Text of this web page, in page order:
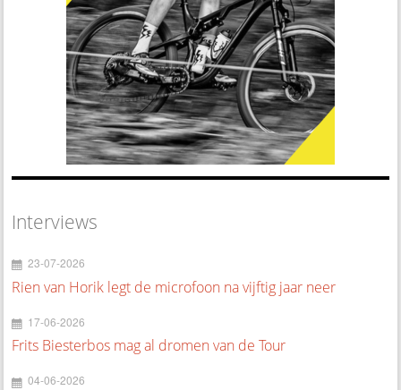
Interviews
23-07-2026
Rien van Horik legt de microfoon na vijftig jaar neer
17-06-2026
Frits Biesterbos mag al dromen van de Tour
04-06-2026